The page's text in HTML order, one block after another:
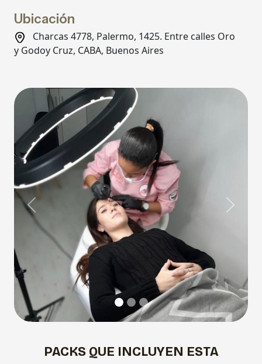
Ubicación
Charcas 4778, Palermo, 1425. Entre calles Oro
y Godoy Cruz, CABA, Buenos Aires
Previous Next
PACKS QUE INCLUYEN ESTA